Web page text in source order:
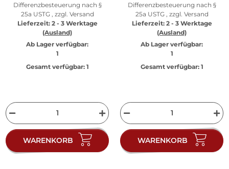
Differenzbesteuerung nach §
25a USTG , zzgl. Versand
Lieferzeit: 2 - 3 Werktage
(Ausland)
Ab Lager verfügbar:
1
Gesamt verfügbar:1
WARENKORB
Differenzbesteuerung nach §
25a USTG , zzgl. Versand
Lieferzeit: 2 - 3 Werktage
(Ausland)
Ab Lager verfügbar:
1
Gesamt verfügbar:1
WARENKORB